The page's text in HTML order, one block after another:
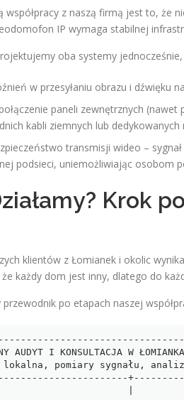
współpracy z naszą firmą jest to, że
IP wymaga stabilnej
oba systemy
w przesyłaniu obrazu i dźwięku
paneli zewnętrznych
kabli ziemnych lub
transmisji wideo –
podsieci, uniemożliwiając osobom
Krok
klientów z Łomianek i okolic
każdy dom jest inny, dlatego do
po etapach naszej
AUDYT I KONSULTACJA W
pomiary sygnału,